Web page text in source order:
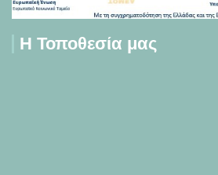
Η Τοποθεσία μας